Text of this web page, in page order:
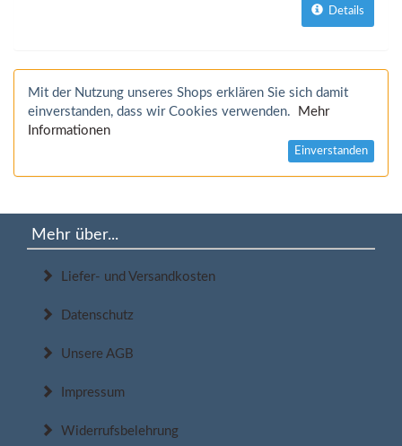
Details
Mit der Nutzung unseres Shops erklären Sie sich damit
einverstanden, dass wir Cookies verwenden.
Mehr
Informationen
Einverstanden
Mehr über...
Liefer- und Versandkosten
Datenschutz
Unsere AGB
Impressum
Widerrufsbelehrung